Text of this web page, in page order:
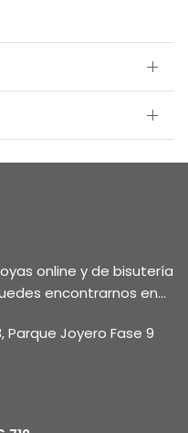
online y de bisutería
encontrarnos en...
Parque Joyero Fase 9